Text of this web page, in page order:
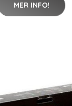
MER INFO!